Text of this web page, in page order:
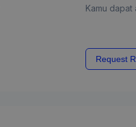
Kamu
Request